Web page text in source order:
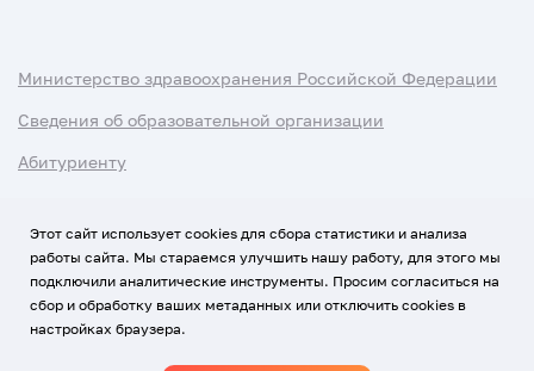
Министерство здравоохранения Российской Федерации
Сведения об образовательной организации
Абитуриенту
Использование Cookies
Политика обработки персональных данных
Этот сайт использует cookies для сбора статистики и анализа
работы сайта. Мы стараемся улучшить нашу работу, для этого мы
подключили аналитические инструменты. Просим согласиться на
сбор и обработку ваших метаданных или отключить cookies в
настройках браузера.